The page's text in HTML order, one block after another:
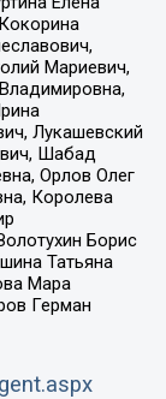
Мариевич,
Лукашевский
Шабад
Орлов Олег
Королева
Борис
Татьяна
Мара
Герман